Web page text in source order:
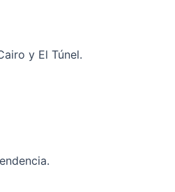
y El Túnel.